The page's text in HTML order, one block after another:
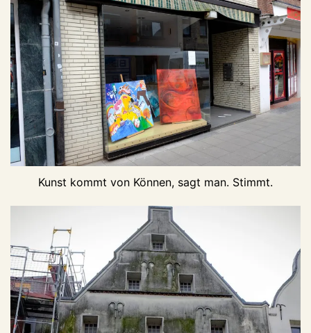
Kunst kommt von Können, sagt man. Stimmt.